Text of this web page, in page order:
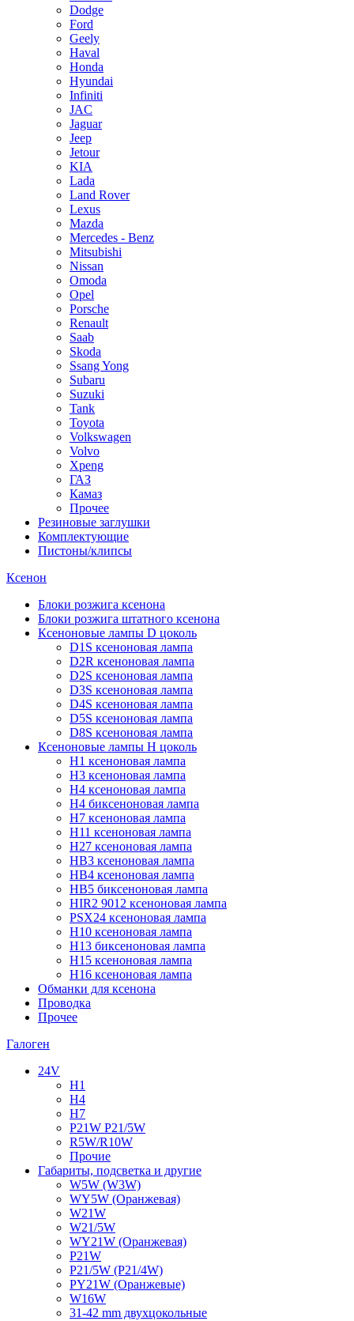
Dodge
Ford
Geely
Haval
Honda
Hyundai
Infiniti
JAC
Jaguar
Jeep
Jetour
KIA
Lada
Land Rover
Lexus
Mazda
Mercedes - Benz
Mitsubishi
Nissan
Omoda
Opel
Porsche
Renault
Saab
Skoda
Ssang Yong
Subaru
Suzuki
Tank
Toyota
Volkswagen
Volvo
Xpeng
ГАЗ
Камаз
Прочее
Резиновые заглушки
Комплектующие
Пистоны/клипсы
Ксенон
Блоки розжига ксенона
Блоки розжига штатного ксенона
Ксеноновые лампы D цоколь
D1S ксеноновая лампа
D2R ксеноновая лампа
D2S ксеноновая лампа
D3S ксеноновая лампа
D4S ксеноновая лампа
D5S ксеноновая лампа
D8S ксеноновая лампа
Ксеноновые лампы Н цоколь
H1 ксеноновая лампа
H3 ксеноновая лампа
H4 ксеноновая лампа
H4 биксеноновая лампа
H7 ксеноновая лампа
H11 ксеноновая лампа
H27 ксеноновая лампа
HB3 ксеноновая лампа
HB4 ксеноновая лампа
HB5 биксеноновая лампа
HIR2 9012 ксеноновая лампа
PSX24 ксеноновая лампа
H10 ксеноновая лампа
H13 биксеноновая лампа
H15 ксеноновая лампа
H16 ксеноновая лампа
Обманки для ксенона
Проводка
Прочее
Галоген
24V
H1
H4
H7
P21W P21/5W
R5W/R10W
Прочие
Габариты, подсветка и другие
W5W (W3W)
WY5W (Оранжевая)
W21W
W21/5W
WY21W (Оранжевая)
P21W
P21/5W (P21/4W)
PY21W (Оранжевые)
W16W
31-42 mm двухцокольные